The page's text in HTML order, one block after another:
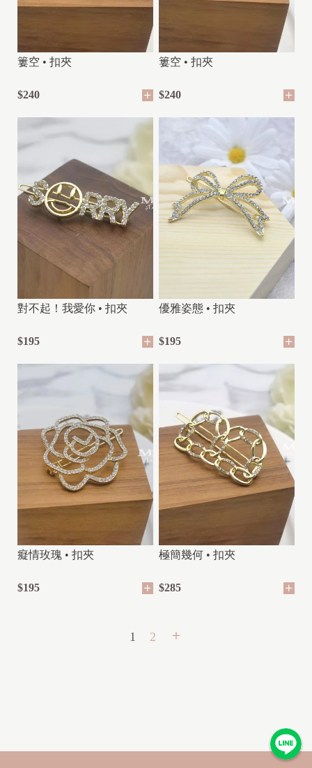
簍空 • 扣夾
$240
簍空 • 扣夾
$240
對不起！我愛你 • 扣夾
$195
優雅姿態 • 扣夾
$195
癡情玫瑰 • 扣夾
$195
極簡幾何 • 扣夾
$285
1 2